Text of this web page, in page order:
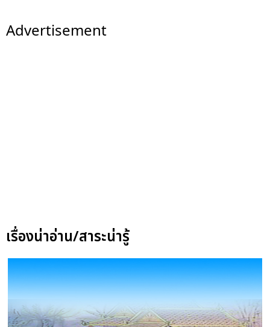
Advertisement
เรื่องน่าอ่าน/สาระน่ารู้